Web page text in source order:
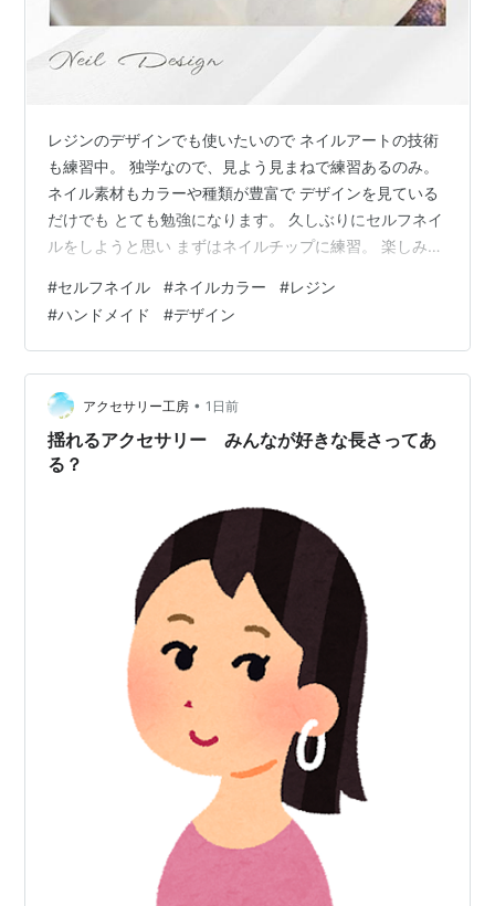
レジンのデザインでも使いたいので ネイルアートの技術
も練習中。 独学なので、見よう見まねで練習あるのみ。
ネイル素材もカラーや種類が豊富で デザインを見ている
だけでも とても勉強になります。 久しぶりにセルフネイ
ルをしようと思い まずはネイルチップに練習。 楽しみな
縄の台風など 被害が大きくなりませんように。 みなさ
ま、お気をつけてお過ごしください。 ランキング参加中
ハンドメイド ランキング参加中【公式】2026年開設ブロ
グ 「クリック」応援どうぞよろしくお願いします。人気
ブログランキング
#セルフネイル #ネイルカラー #レジン
#ハンドメイド #デザイン
アクセサリー工房 • 1日前
揺れるアクセサリー みんなが好きな長さってあ
る？